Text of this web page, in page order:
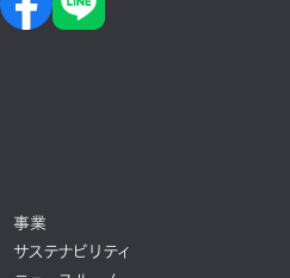
事業
サステナビリティ